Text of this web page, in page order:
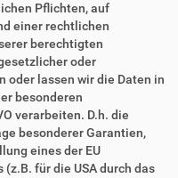
Pflichten, auf
einer rechtlichen
berechtigten
oder
oder lassen wir die Daten in
besonderen
verarbeiten. D.h. die
besonderer Garantien,
eines der EU
für die USA durch das